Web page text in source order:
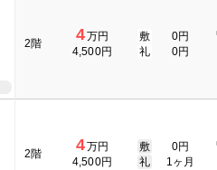
2階 4万円
4,500円
敷
0円
礼
0円
2階 4万円
4,500円
敷
0円
礼
1ヶ月